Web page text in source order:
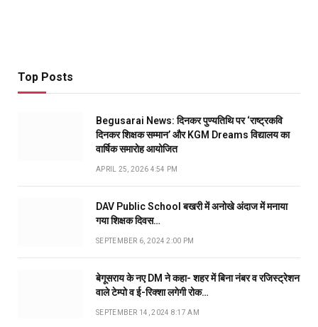
Top Posts
Begusarai News: दिनकर पुण्यतिथि पर ‘राष्ट्रकवि
दिनकर शिक्षक सम्मान’ और KGM Dreams विद्यालय का
वार्षिक समारोह आयोजित
APRIL 25, 2026 4:54 PM
DAV Public School बखरी में अनोखे अंदाज में मनाया
गया शिक्षक दिवस…
SEPTEMBER 6, 2024 2:00 PM
बेगूसराय के नए DM ने कहा- शहर में बिना नंबर व रजिस्ट्रेशन
वाले टेम्पो व ई-रिक्शा लगेगी रोक…
SEPTEMBER 14, 2024 8:17 AM